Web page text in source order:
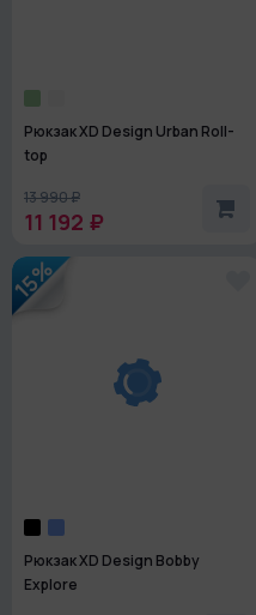
Рюкзак XD Design Urban Roll-
top
13 990 ₽
11 192 ₽
15%
Рюкзак XD Design Bobby
Explore